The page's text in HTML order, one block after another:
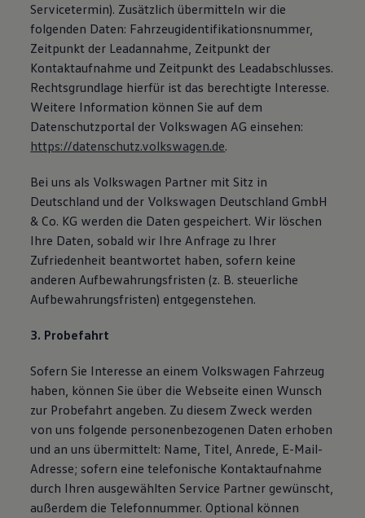
Servicetermin). Zusätzlich übermitteln wir die
folgenden Daten: Fahrzeugidentifikationsnummer,
Zeitpunkt der Leadannahme, Zeitpunkt der
Kontaktaufnahme und Zeitpunkt des Leadabschlusses.
Rechtsgrundlage hierfür ist das berechtigte Interesse.
Weitere Information können Sie auf dem
Datenschutzportal der Volkswagen AG einsehen:
https://datenschutz.volkswagen.de.
Bei uns als Volkswagen Partner mit Sitz in
Deutschland und der Volkswagen Deutschland GmbH
& Co. KG werden die Daten gespeichert. Wir löschen
Ihre Daten, sobald wir Ihre Anfrage zu Ihrer
Zufriedenheit beantwortet haben, sofern keine
anderen Aufbewahrungsfristen (z. B. steuerliche
Aufbewahrungsfristen) entgegenstehen.
3. Probefahrt
Sofern Sie Interesse an einem Volkswagen Fahrzeug
haben, können Sie über die Webseite einen Wunsch
zur Probefahrt angeben. Zu diesem Zweck werden
von uns folgende personenbezogenen Daten erhoben
und an uns übermittelt: Name, Titel, Anrede, E-Mail-
Adresse; sofern eine telefonische Kontaktaufnahme
durch Ihren ausgewählten Service Partner gewünscht,
außerdem die Telefonnummer. Optional können